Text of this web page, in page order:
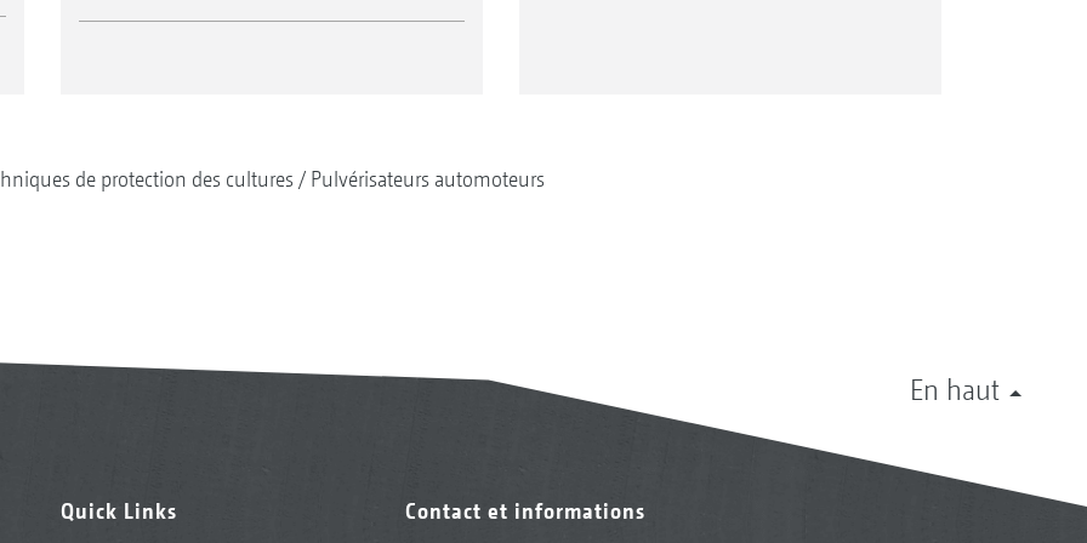
de protection des cultures Pulvérisateurs automoteurs
En haut
Quick Links Contact et informations